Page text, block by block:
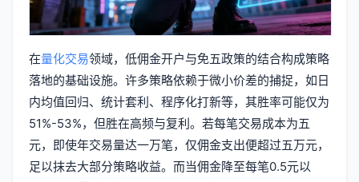
在量化交易领域，低佣金开户与免五政策的结合构成策略
落地的基础设施。许多策略依赖于微小价差的捕捉，如日
内均值回归、统计套利、程序化打新等，其胜率可能仅为
51%-53%，但胜在高频与复利。若每笔交易成本为五
元，即使年交易量达一万笔，仅佣金支出便超过五万元，
足以抹去大部分策略收益。而当佣金降至每笔0.5元以